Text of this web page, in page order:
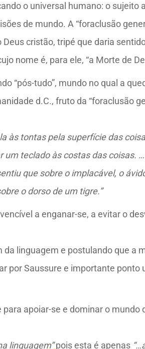
o universal humano: o sujeito
de mundo. A “foraclusão
cristão, tripé que daria
nome é, para ele, “a Morte de
“pós-tudo”, mundo no qual a
d.C., fruto da “foraclusão
às tontas pela superfície das
um teclado às costas das coisas.
que sobre o implacável, o
o dorso de um tigre.”
a enganar-se, a evitar o
linguagem e postulando que a
por Saussure e importante ponto
apoiar-se e dominar o mundo
linguagem” pois esta é apenas